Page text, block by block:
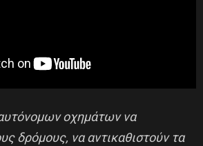
οχημάτων να
δρόμους, να αντικαθιστούν τα